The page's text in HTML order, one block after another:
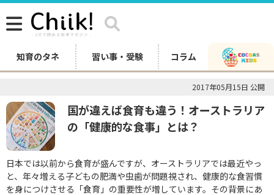
知育のタネ 習い事・受験 コラム
2017年05月15日 公開
国が違えば食育も違う！オーストラリア
の「健康的な食事」とは？
日本では以前から食育が盛んですが、オーストラリアでは最近やっ
と、年々増える子どもの肥満や虫歯が問題視され、健康的な食習慣
を身につけさせる「食育」の重要性が増しています。その背景にあ